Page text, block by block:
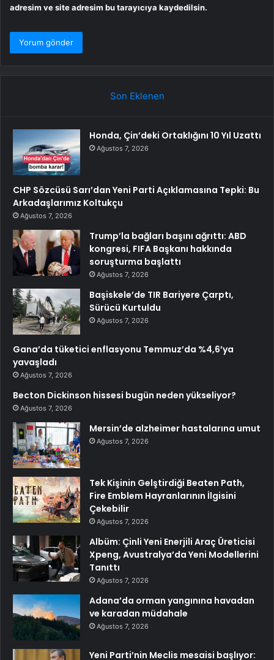
adresim ve site adresim bu tarayıcıya kaydedilsin.
Son Eklenen
Honda, Çin’deki Ortaklığını 10 Yıl Uzattı
Ağustos 7, 2026
CHP Sözcüsü Sarı’dan Yeni Parti Açıklamasına Tepki: Bu
Arkadaşlarımız Koltukçu
Ağustos 7, 2026
Trump’la bağları başını ağrıttı: ABD
kongresi, FIFA Başkanı hakkında
soruşturma başlattı
Ağustos 7, 2026
Başiskele’de TIR Bariyere Çarptı,
Sürücü Kurtuldu
Ağustos 7, 2026
Gana’da tüketici enflasyonu Temmuz’da %4,6’ya
yavaşladı
Ağustos 7, 2026
Becton Dickinson hissesi bugün neden yükseliyor?
Ağustos 7, 2026
Mersin’de alzheimer hastalarına umut
Ağustos 7, 2026
Tek Kişinin Gelştirdiği Beaten Path,
Fire Emblem Hayranlarının İlgisini
Çekebilir
Ağustos 7, 2026
Albüm: Çinli Yeni Enerjili Araç Üreticisi
Xpeng, Avustralya’da Yeni Modellerini
Tanıttı
Ağustos 7, 2026
Adana’da orman yangınına havadan
ve karadan müdahale
Ağustos 7, 2026
Yeni Parti’nin Meclis mesaisi başlıyor: